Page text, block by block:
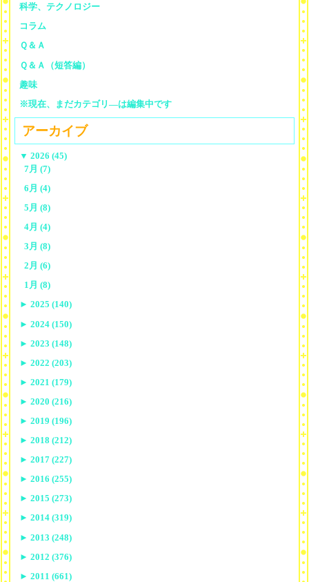
科学、テクノロジー
コラム
Ｑ＆Ａ
Ｑ＆Ａ（短答編）
趣味
※現在、まだカテゴリ—は編集中です
アーカイブ
▼ 2026 (45)
7月 (7)
6月 (4)
5月 (8)
4月 (4)
3月 (8)
2月 (6)
1月 (8)
► 2025 (140)
► 2024 (150)
► 2023 (148)
► 2022 (203)
► 2021 (179)
► 2020 (216)
► 2019 (196)
► 2018 (212)
► 2017 (227)
► 2016 (255)
► 2015 (273)
► 2014 (319)
► 2013 (248)
► 2012 (376)
► 2011 (661)